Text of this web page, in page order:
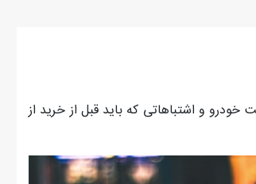
و اشتباهاتی که باید قبل از خرید از